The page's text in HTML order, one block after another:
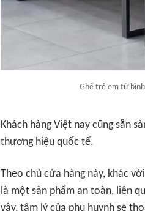
Ghế trẻ em từ
Khách hàng Việt nay cũng sẵn
thương hiệu quốc tế.
Theo chủ cửa hàng này, khác
là một sản phẩm an toàn, liên
vậy, tâm lý của phụ huynh sẽ